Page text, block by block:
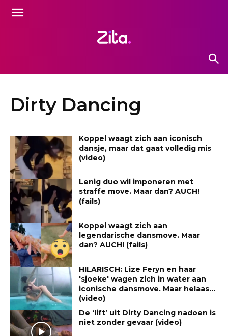
Dirty Dancing
Koppel waagt zich aan iconisch
dansje, maar dat gaat volledig mis
(video)
Lenig duo wil imponeren met
straffe move. Maar dan? AUCH!
(fails)
Koppel waagt zich aan
legendarische dansmove. Maar
dan? AUCH! (fails)
HILARISCH: Lize Feryn en haar
'sjoeke' wagen zich in water aan
iconische dansmove. Maar helaas…
(video)
De ‘lift’ uit Dirty Dancing nadoen is
niet zonder gevaar (video)